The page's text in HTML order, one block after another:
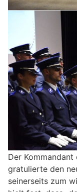
Der
gratulierte den
seinerseits zum